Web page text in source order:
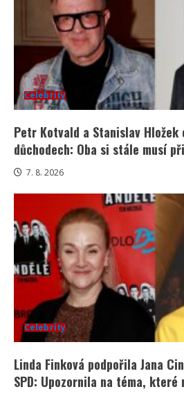
Celebrity
Petr Kotvald a Stanislav Hložek
důchodech: Oba si stále musí
7. 8. 2026
Celebrity
Linda Finková podpořila Jana
SPD: Upozornila na téma, které